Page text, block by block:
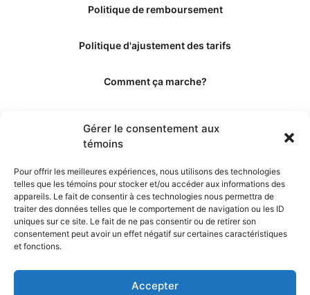
Gérer le consentement aux
témoins
Pour offrir les meilleures expériences, nous utilisons des technologies
telles que les témoins pour stocker et/ou accéder aux informations des
appareils. Le fait de consentir à ces technologies nous permettra de
traiter des données telles que le comportement de navigation ou les ID
uniques sur ce site. Le fait de ne pas consentir ou de retirer son
consentement peut avoir un effet négatif sur certaines caractéristiques
et fonctions.
Accepter
Politique de remboursement
Politique d'ajustement des tarifs
Comment ça marche?
Les éditeurs
Les experts et collaborateurs